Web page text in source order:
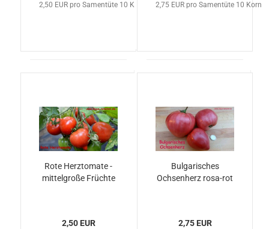
2,50 EUR pro Samentüte 10 Korn 2,75 EUR pro Samentüte 10 Korn
Rote Herztomate -
mittelgroße Früchte
2,50 EUR
Bulgarisches
Ochsenherz rosa-rot
2,75 EUR